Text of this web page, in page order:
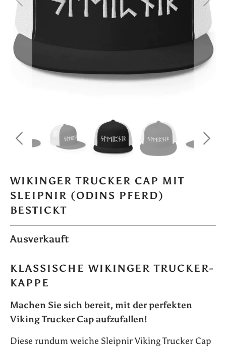
WIKINGER TRUCKER CAP MIT
SLEIPNIR (ODINS PFERD)
BESTICKT
Ausverkauft
KLASSISCHE WIKINGER TRUCKER-
KAPPE
Machen Sie sich bereit, mit der perfekten
Viking Trucker Cap aufzufallen!
Diese rundum weiche Sleipnir Viking Trucker Cap